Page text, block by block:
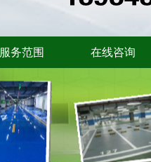
服务范围 在线咨询